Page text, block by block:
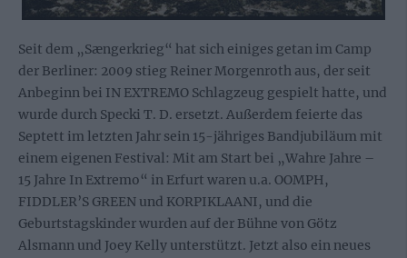
Seit dem „Sængerkrieg“ hat sich einiges getan im Camp
der Berliner: 2009 stieg Reiner Morgenroth aus, der seit
Anbeginn bei IN EXTREMO Schlagzeug gespielt hatte, und
wurde durch Specki T. D. ersetzt. Außerdem feierte das
Septett im letzten Jahr sein 15-jähriges Bandjubiläum mit
einem eigenen Festival: Mit am Start bei „Wahre Jahre –
15 Jahre In Extremo“ in Erfurt waren u.a. OOMPH,
FIDDLER’S GREEN und KORPIKLAANI, und die
Geburtstagskinder wurden auf der Bühne von Götz
Alsmann und Joey Kelly unterstützt. Jetzt also ein neues